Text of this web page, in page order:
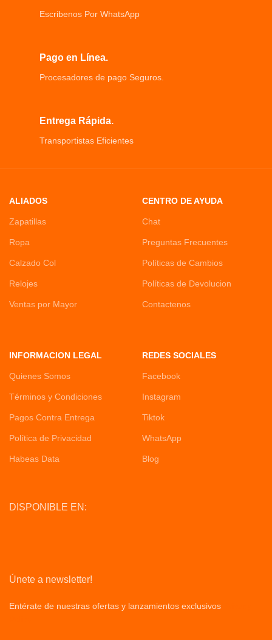
Escribenos Por WhatsApp
Pago en Línea.
Procesadores de pago Seguros.
Entrega Rápida.
Transportistas Eficientes
ALIADOS
Zapatillas
Ropa
Calzado Col
Relojes
Ventas por Mayor
CENTRO DE AYUDA
Chat
Preguntas Frecuentes
Políticas de Cambios
Políticas de Devolucion
Contactenos
INFORMACION LEGAL
Quienes Somos
Términos y Condiciones
Pagos Contra Entrega
Política de Privacidad
Habeas Data
REDES SOCIALES
Facebook
Instagram
Tiktok
WhatsApp
Blog
DISPONIBLE EN:
Únete a newsletter!
Entérate de nuestras ofertas y lanzamientos exclusivos